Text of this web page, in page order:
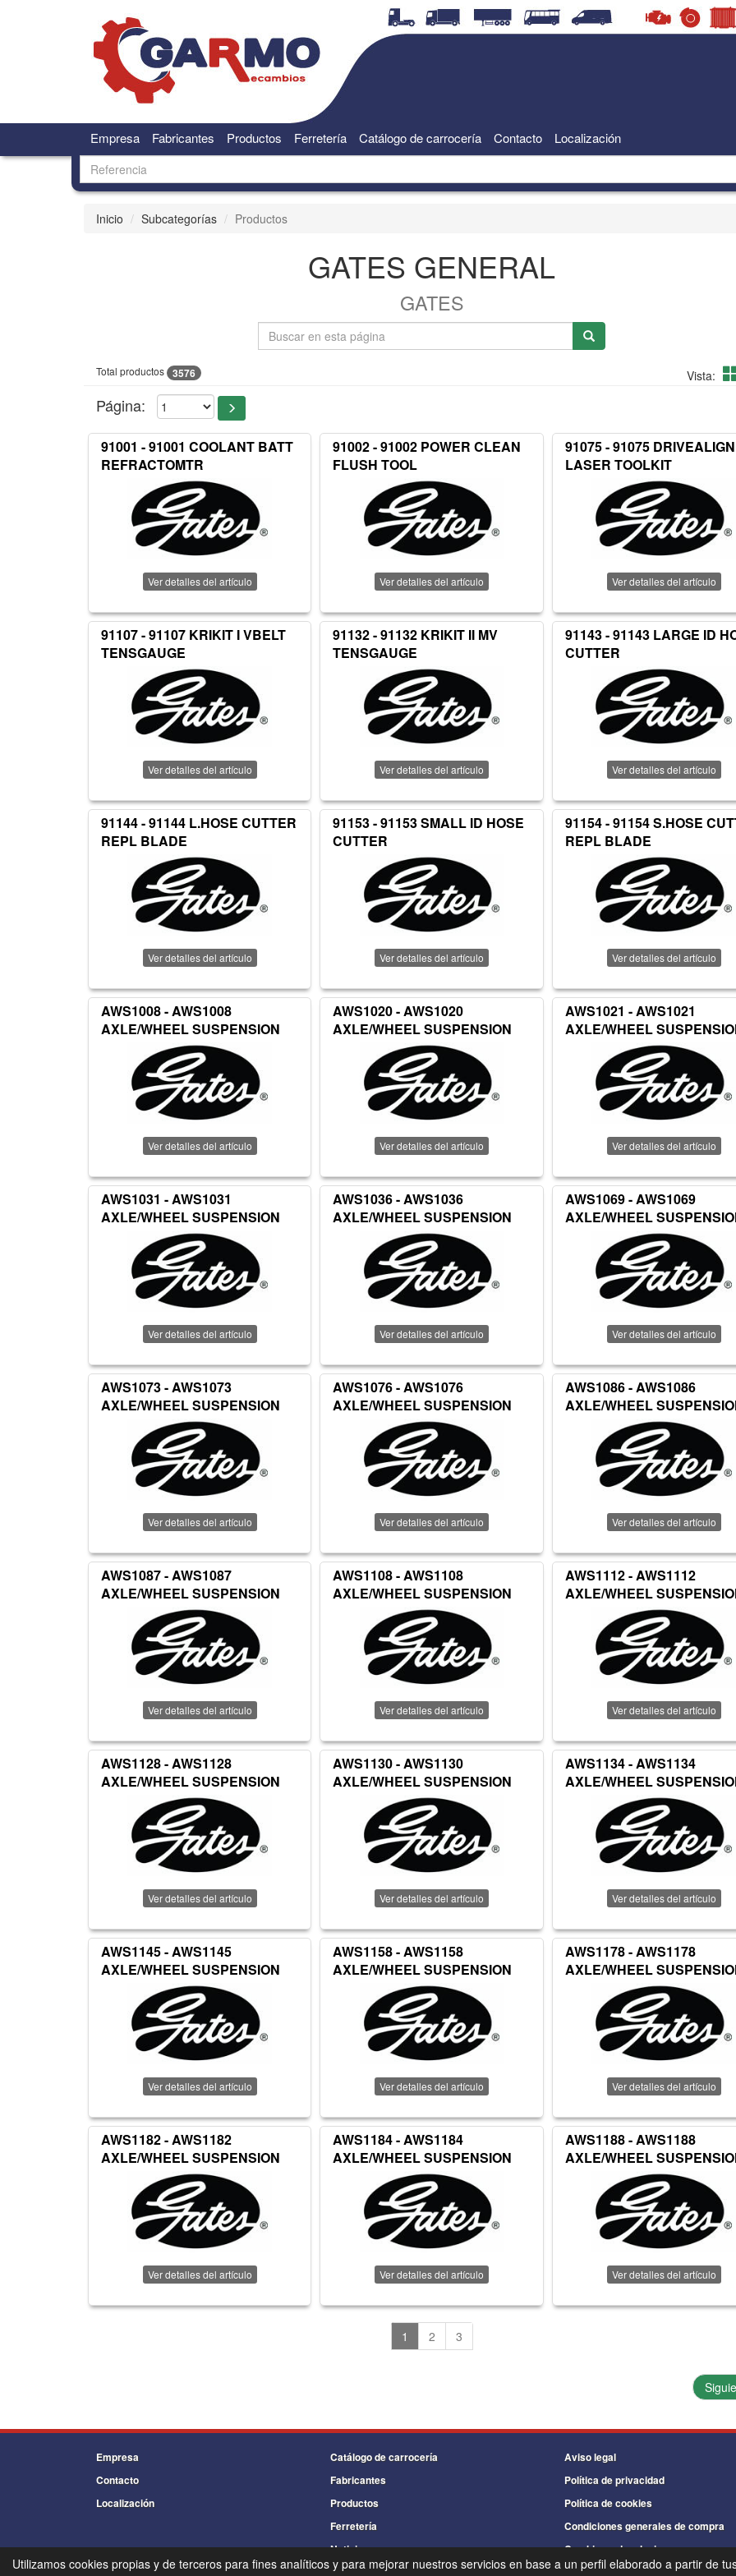
Empresa Fabricantes Productos Ferretería Catálogo de carrocería Contacto Localización
Inicio Subcategorías Productos
GATES GENERAL
GATES
Total productos 3576 Vista:
Página:
91001 - 91001 COOLANT BATT
REFRACTOMTR
Ver detalles del artículo
91002 - 91002 POWER CLEAN
FLUSH TOOL
Ver detalles del artículo
91075 - 91075 DRIVEALIGN
LASER TOOLKIT
Ver detalles del artículo
91107 - 91107 KRIKIT I VBELT
TENSGAUGE
Ver detalles del artículo
91132 - 91132 KRIKIT II MV
TENSGAUGE
Ver detalles del artículo
91143 - 91143 LARGE ID
CUTTER
Ver detalles del artículo
91144 - 91144 L.HOSE CUTTER
REPL BLADE
Ver detalles del artículo
91153 - 91153 SMALL ID HOSE
CUTTER
Ver detalles del artículo
91154 - 91154 S.HOSE
REPL BLADE
Ver detalles del artículo
AWS1008 - AWS1008
AXLE/WHEEL SUSPENSION
Ver detalles del artículo
AWS1020 - AWS1020
AXLE/WHEEL SUSPENSION
Ver detalles del artículo
AWS1021 - AWS1021
AXLE/WHEEL
Ver detalles del artículo
AWS1031 - AWS1031
AXLE/WHEEL SUSPENSION
Ver detalles del artículo
AWS1036 - AWS1036
AXLE/WHEEL SUSPENSION
Ver detalles del artículo
AWS1069 - AWS1069
AXLE/WHEEL
Ver detalles del artículo
AWS1073 - AWS1073
AXLE/WHEEL SUSPENSION
Ver detalles del artículo
AWS1076 - AWS1076
AXLE/WHEEL SUSPENSION
Ver detalles del artículo
AWS1086 - AWS1086
AXLE/WHEEL
Ver detalles del artículo
AWS1087 - AWS1087
AXLE/WHEEL SUSPENSION
Ver detalles del artículo
AWS1108 - AWS1108
AXLE/WHEEL SUSPENSION
Ver detalles del artículo
AWS1112 - AWS1112
AXLE/WHEEL
Ver detalles del artículo
AWS1128 - AWS1128
AXLE/WHEEL SUSPENSION
Ver detalles del artículo
AWS1130 - AWS1130
AXLE/WHEEL SUSPENSION
Ver detalles del artículo
AWS1134 - AWS1134
AXLE/WHEEL
Ver detalles del artículo
AWS1145 - AWS1145
AXLE/WHEEL SUSPENSION
Ver detalles del artículo
AWS1158 - AWS1158
AXLE/WHEEL SUSPENSION
Ver detalles del artículo
AWS1178 - AWS1178
AXLE/WHEEL
Ver detalles del artículo
AWS1182 - AWS1182
AXLE/WHEEL SUSPENSION
Ver detalles del artículo
AWS1184 - AWS1184
AXLE/WHEEL SUSPENSION
Ver detalles del artículo
AWS1188 - AWS1188
AXLE/WHEEL
Ver detalles del artículo
1 2 3
Empresa
Contacto
Localización
Catálogo de carrocería
Fabricantes
Productos
Ferretería
Noticias
Aviso legal
Política de privacidad
Política de cookies
Condiciones generales de compra
Cambios y devoluciones
Utilizamos cookies propias y de terceros para fines analíticos y para mejorar nuestros servicios en base a un perfil elaborado a partir de